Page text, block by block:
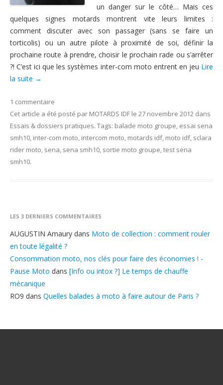
un danger sur le côté… Mais ces
quelques signes motards montrent vite leurs limites :
comment discuter avec son passager (sans se faire un
torticolis) ou un autre pilote à proximité de soi, définir la
prochaine route à prendre, choisir le prochain rade ou s’arrêter
?! C’est ici que les systèmes inter-com moto entrent en jeu Lire
la suite →
1 commentaire
Cet article a été posté par MOTARDS IDF le 27 novembre 2012 dans
Essais & dossiers pratiques. Tags: balade moto groupe, essai sena
smh10, inter-com moto, intercom moto, motards idf, moto idf, sclara
rider moto, sena, sena smh10, sortie moto groupe,test sena
smh10.
LES 3 DERNIERS COMMENTAIRES
AUGUSTIN Amaury dans Moto de collection : comment rouler
en toute légalité ?
Consommation moto, nos clés pour faire des économies ! -
Pause Moto dans [Info ou intox ?] Le temps de chauffe
mécanique
RO9 dans Quelles balades à moto à faire autour de Paris ?